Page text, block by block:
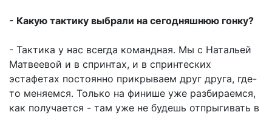
- Какую тактику выбрали на сегодняшнюю гонку?
- Тактика у нас всегда командная. Мы с Натальей
Матвеевой и в спринтах, и в спринтеских
эстафетах постоянно прикрываем друг друга, где-
то меняемся. Только на финише уже разбираемся,
как получается - там уже не будешь отпрыгивать в